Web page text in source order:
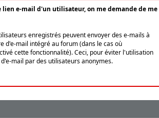
lien e-mail d'un utilisateur, on me demande de me
enregistrés peuvent envoyer des e-mails à
d'e-mail intégré au forum (dans le cas où
cette fonctionnalité). Ceci, pour éviter l'utilisation
mail par des utilisateurs anonymes.